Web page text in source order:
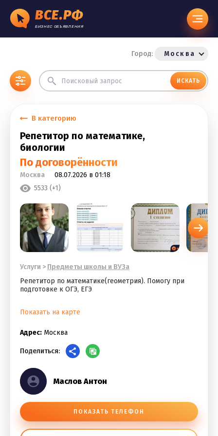
ВСЕ.РФ
БИЗНЕС ОБЪЯВЛЕНИЯ
Город: Москва
ИСКАТЬ
В категорию
Репетитор по математике,
биологии
По договорённости
Москва
08.07.2026 в 01:18
5533 (+1)
Услуги > Предметы школы и ВУЗа
Репетитор по математике(геометрия). Помогу при
подготовке к ОГЭ, ЕГЭ
Показать на карте
Адрес: Москва
Поделиться:
Маслов Антон
ПОКАЗАТЬ ТЕЛЕФОН